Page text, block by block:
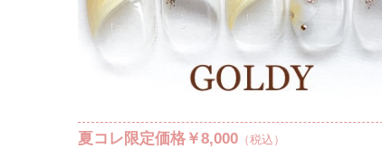
夏コレ限定価格￥8,000（税込）